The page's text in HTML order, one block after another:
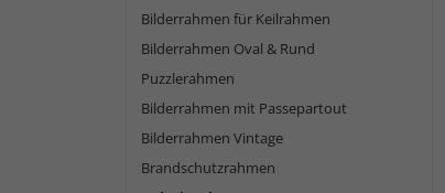
Bilderrahmen für Keilrahmen
Bilderrahmen Oval & Rund
Puzzlerahmen
Bilderrahmen mit Passepartout
Bilderrahmen Vintage
Brandschutzrahmen